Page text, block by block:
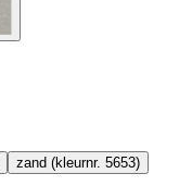
zand (kleurnr. 5653)